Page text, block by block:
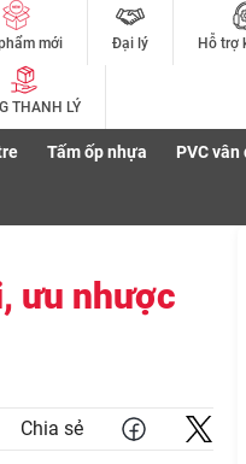
mới Đại lý Hỗ trợ
THANH LÝ
Tấm ốp nhựa PVC vân
ưu nhược
Chia sẻ